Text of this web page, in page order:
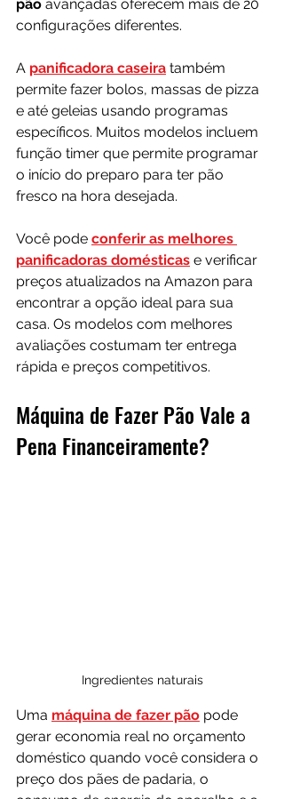
pão avançadas oferecem mais de 20
configurações diferentes.
A panificadora caseira também
permite fazer bolos, massas de pizza
e até geleias usando programas
específicos. Muitos modelos incluem
função timer que permite programar
o início do preparo para ter pão
fresco na hora desejada.
Você pode conferir as melhores
panificadoras domésticas e verificar
preços atualizados na Amazon para
encontrar a opção ideal para sua
casa. Os modelos com melhores
avaliações costumam ter entrega
rápida e preços competitivos.
Máquina de Fazer Pão Vale a
Pena Financeiramente?
Ingredientes naturais
Uma máquina de fazer pão pode
gerar economia real no orçamento
doméstico quando você considera o
preço dos pães de padaria, o